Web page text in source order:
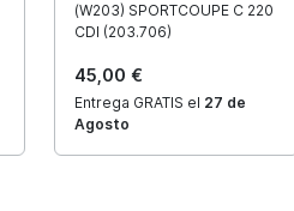
(W203) SPORTCOUPE C 220
CDI (203.706)
45,00 €
Entrega GRATIS el 27 de
Agosto